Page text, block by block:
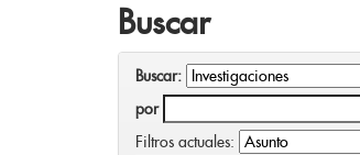
Buscar
Buscar:
por
Filtros actuales: